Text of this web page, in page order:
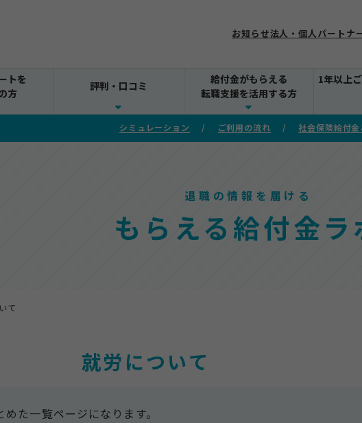
お知らせ法人・個人パートナ
トを
方
評判・口コミ
給付金がもらえる
転職支援を活用する方
1年以上
シミュレーション ご利用の流れ 社会保険給付金
退職の情報を届ける
もらえる給付金ラ
て
就労について
た一覧ページになります。